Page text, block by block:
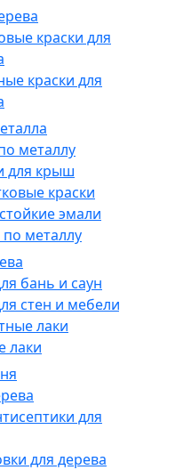
краски для
краски для
металлу
для крыш
краски
эмали
металлу
бань и саун
стен и мебели
лаки
лаки
для
для дерева